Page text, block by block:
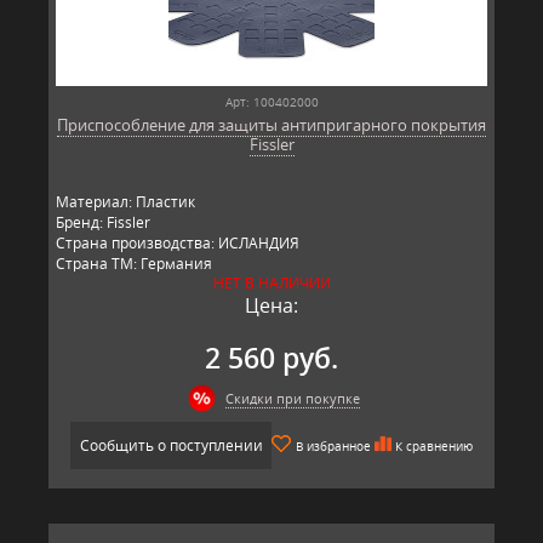
Арт: 100402000
Приспособление для защиты антипригарного покрытия
Fissler
Материал: Пластик
Бренд: Fissler
Страна производства: ИСЛАНДИЯ
Страна ТМ: Германия
НЕТ В НАЛИЧИИ
Цена:
2 560 руб.
Скидки при покупке
Сообщить о поступлении В избранное К сравнению